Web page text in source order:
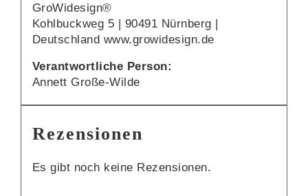
GroWidesign®
Kohlbuckweg 5 | 90491 Nürnberg |
Deutschland www.growidesign.de
Verantwortliche Person:
Annett Große-Wilde
Rezensionen
Es gibt noch keine Rezensionen.